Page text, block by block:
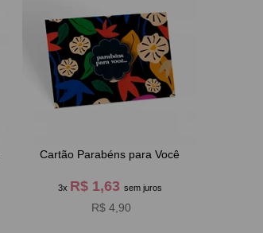
Cartão Parabéns para Você
3x R$ 1,63 sem juros
R$ 4,90